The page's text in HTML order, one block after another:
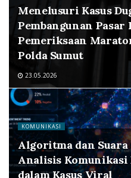
Menelusuri Kasus
Pembangunan Pasar
Pemeriksaan
Polda Sumut
23.05.2026
KOMUNIKASI
Algoritma dan Suara
Analisis
dalam Kasus Viral